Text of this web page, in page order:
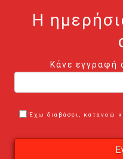
Η
Κάνε
Έχω διαβάσει, κατανοώ